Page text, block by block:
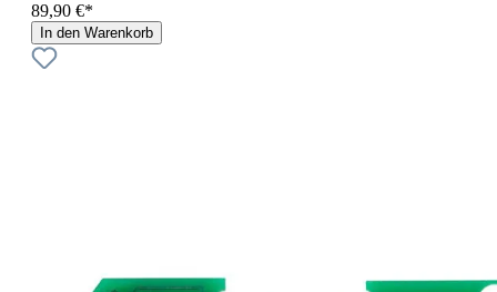
89,90 €*
In den Warenkorb